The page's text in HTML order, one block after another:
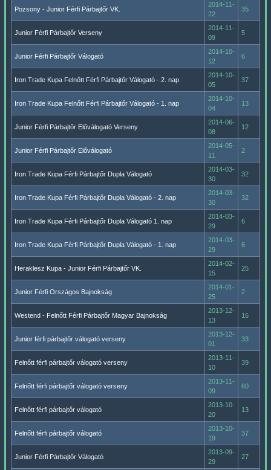
Pozsony - Junior Férfi Párbajtőr VK.
2014-11-
22
35
Junior Férfi Párbajtőr Verseny
2014-11-
09
5
Junior Férfi Párbajtőr Válogató
2014-10-
12
6
Iron Trade Kupa Felnőtt Férfi Párbajtőr Válogató - 2. nap
2014-10-
05
37
Iron Trade Kupa Felnőtt Férfi Párbajtőr Válogató - 1. nap
2014-10-
04
13
Junior Férfi Párbajtőr Előválogató Verseny
2014-06-
08
12
Junior Férfi Párbajtőr Előválogató
2014-05-
11
2
Iron Trade Kupa Férfi Párbajtőr Dupla Válogató
2014-03-
30
32
Iron Trade Kupa Férfi Párbajtőr Dupla Válogató - 2. nap
2014-03-
30
32
Iron Trade Kupa Férfi Párbajtőr Dupla Válogató 1. nap
2014-03-
29
6
Iron Trade Kupa Férfi Párbajtőr Dupla Válogató - 1. nap
2014-03-
29
6
Heraklesz Kupa - Junior Férfi Párbajtőr VK.
2014-02-
15
25
Junior Férfi Országos Bajnokság
2014-01-
25
2
Westend - Felnőtt Férfi Párbajtőr Magyar Bajnokság
2013-12-
13
16
Junior férfi párbajtőr válogató verseny
2013-12-
01
33
Felnőtt férfi párbajtőr válogató verseny
2013-11-
10
39
Felnőtt férfi párbajtőr válogató verseny
2013-11-
09
60
Felnőtt férfi párbajtőr válogató
2013-10-
20
13
Felnőtt férfi párbajtőr válogató
2013-10-
19
37
Junior Férfi Párbajtőr Válogató
2013-09-
29
27